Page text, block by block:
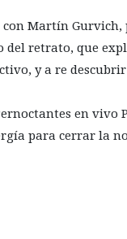
Martín Gurvich,
del retrato, que
y a re
en
para cerrar la